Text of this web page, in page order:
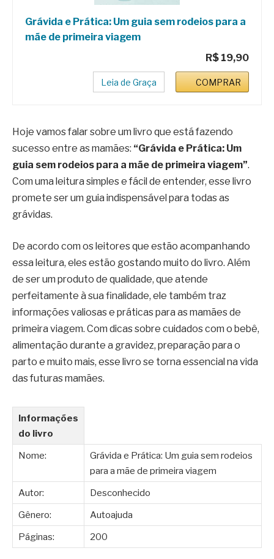
Grávida e Prática: Um guia sem rodeios para a
mãe de primeira viagem
R$ 19,90
Leia de Graça COMPRAR
Hoje vamos falar sobre um livro que está fazendo
sucesso entre as mamães: “Grávida e Prática: Um
guia sem rodeios para a mãe de primeira viagem”.
Com uma leitura simples e fácil de entender, esse livro
promete ser um guia indispensável para todas as
grávidas.
De acordo com os leitores que estão acompanhando
essa leitura, eles estão gostando muito do livro. Além
de ser um produto de qualidade, que atende
perfeitamente à sua finalidade, ele também traz
informações valiosas e práticas para as mamães de
primeira viagem. Com dicas sobre cuidados com o bebê,
alimentação durante a gravidez, preparação para o
parto e muito mais, esse livro se torna essencial na vida
das futuras mamães.
Informações
do livro
Nome:
Grávida e Prática: Um guia sem rodeios
para a mãe de primeira viagem
Autor:
Desconhecido
Gênero:
Autoajuda
Páginas:
200